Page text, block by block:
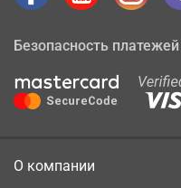
Безопасность платежей
О компании